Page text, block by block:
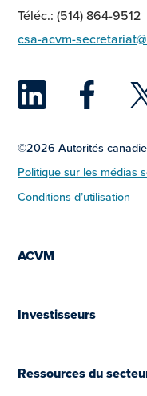
Téléc.: (514) 864-9512
csa-acvm-
©2026 Autorités
Politique sur les médias
Conditions d’utilisation
ACVM
Investisseurs
Ressources du